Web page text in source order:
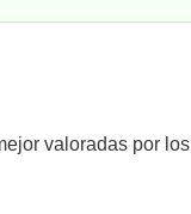
valoradas por los